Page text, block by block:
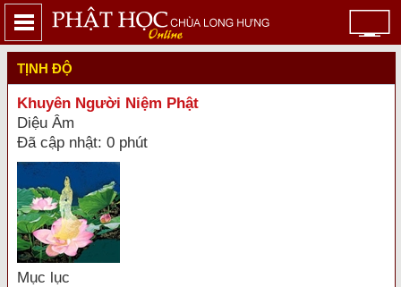
TỊNH ĐỘ
Khuyên Người Niệm Phật
Diệu Âm
Đã cập nhật: 0 phút
Mục lục